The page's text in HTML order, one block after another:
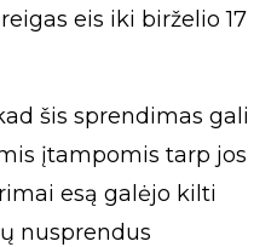
eis iki birželio 17
šis sprendimas gali
įtampomis tarp jos
esą galėjo kilti
nusprendus